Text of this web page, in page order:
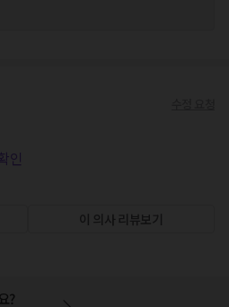
인
이 의사 리뷰보기
?